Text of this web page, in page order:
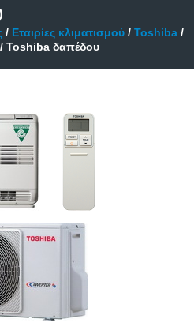
/ Εταιρίες κλιματισμού / Toshiba /
/ Toshiba δαπέδου